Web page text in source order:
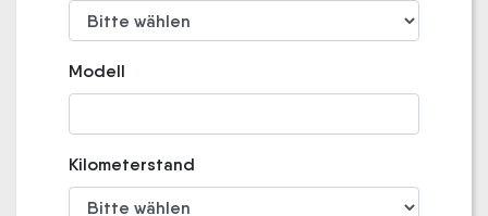
Modell
Kilometerstand